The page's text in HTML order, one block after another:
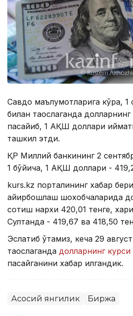
Савдо маълумотларига кўра, 1
билан таққослаганда
пасайиб, 1 АҚШ доллари
ташкил этди.
ҚР Миллий банкининг 2
1 бўйича, 1 АҚШ доллари -
kurs.kz порталининг хабар
айирбошлаш шохобчаларида
сотиш нархи 420,01 тенге,
Султанда - 419,67 ва 418,50
Эслатиб ўтамиз, кеча 29
таққослаганда долларнинг курси
пасайганини хабар қилгандик.
Асосий янгилик Биржа